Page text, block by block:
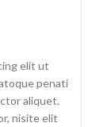
elit ut
penati
aliquet.
nisite elit